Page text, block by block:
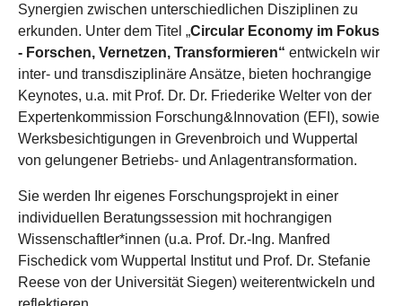
Synergien zwischen unterschiedlichen Disziplinen zu
erkunden. Unter dem Titel „Circular Economy im Fokus
- Forschen, Vernetzen, Transformieren“ entwickeln wir
inter- und transdisziplinäre Ansätze, bieten hochrangige
Keynotes, u.a. mit Prof. Dr. Dr. Friederike Welter von der
Expertenkommission Forschung&Innovation (EFI), sowie
Werksbesichtigungen in Grevenbroich und Wuppertal
von gelungener Betriebs- und Anlagentransformation.
Sie werden Ihr eigenes Forschungsprojekt in einer
individuellen Beratungssession mit hochrangigen
Wissenschaftler*innen (u.a. Prof. Dr.-Ing. Manfred
Fischedick vom Wuppertal Institut und Prof. Dr. Stefanie
Reese von der Universität Siegen) weiterentwickeln und